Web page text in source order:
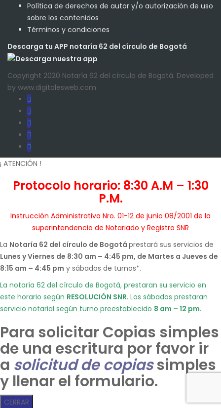
Política de derechos de autor y/o autorización de uso
sobre los contenidos
Términos y condiciones
Descarga tu APP notaría 62 del círculo de Bogotá
Copyright 2020 Notaría 62 del círculo de Bogotá. Developed
by www.digitalesweb.com
¡ ATENCIÓN !
Protocolo horario: 8:30 A.M – 1:30
P.M.
Instrucción Administrativa Nro. 01-12 de junio 08/2001 de la
superintendencia de Notariado y Registro SNR
La Notaría 62 del círculo de Bogotá prestará sus servicios de
Lunes y Viernes de 8:30 am – 4:45 pm, de Martes a Jueves de
8:15 am – 4:45 pm y sábados de turnos*.
La notaría 62 del círculo de Bogotá, prestaran su servicio en
este horario según RESOLUCIÓN SNR. Los sábados prestaran
servicio notarial según turno preestablecido 8 am – 12 pm.
Para solicitar Copias simples
de una escritura por favor ir
a solicitud de copiassimples
y llenar el formulario.
CERRAR